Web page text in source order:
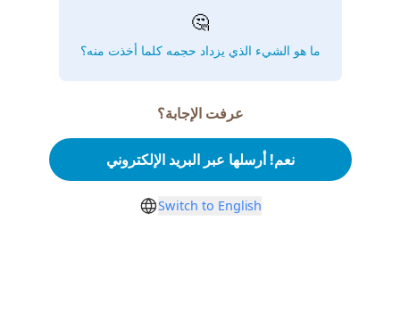
🤔
ما هو الشيء الذي يزداد حجمه كلما أخذت منه؟
عرفت الإجابة؟
نعم! أرسلها عبر البريد الإلكتروني
Switch to English